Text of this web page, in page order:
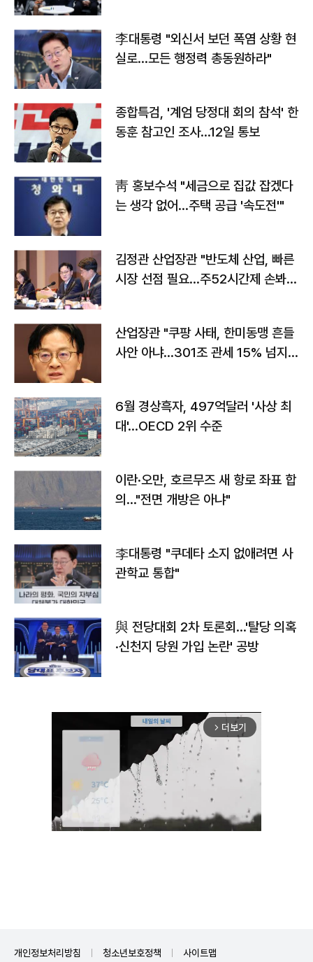
李대통령 "외신서 보던 폭염 상황 현
실로…모든 행정력 총동원하라"
종합특검, '계엄 당정대 회의 참석' 한
동훈 참고인 조사...12일 통보
靑 홍보수석 "세금으로 집값 잡겠다
는 생각 없어…주택 공급 '속도전'"
김정관 산업장관 "반도체 산업, 빠른
시장 선점 필요…주52시간제 손봐
산업장관 "쿠팡 사태, 한미동맹 흔들
사안 아냐…301조 관세 15% 넘지
6월 경상흑자, 497억달러 '사상 최
대'…OECD 2위 수준
이란·오만, 호르무즈 새 항로 좌표 합
의…"전면 개방은 아냐"
李대통령 "쿠데타 소지 없애려면 사
관학교 통합"
與 전당대회 2차 토론회…'탈당 의혹
·신천지 당원 가입 논란' 공방
arrow_forward_ios 더보기
개인정보처리방침 청소년보호정책 사이트맵